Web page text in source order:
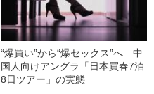
“爆買い”から“爆セックス”へ…中
国人向けアングラ「日本買春7泊
8日ツアー」の実態